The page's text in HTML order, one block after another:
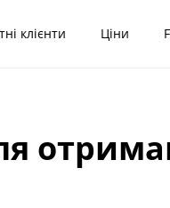
клієнти Ціни